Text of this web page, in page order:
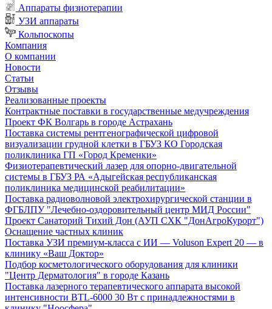
Аппараты физиотерапии
УЗИ аппараты
Кольпоскопы
Компания
О компании
Новости
Статьи
Отзывы
Реализованные проекты
Контрактные поставки в государственные медучреждения
Проект ФК Волгарь в городе Астрахань
Поставка системы рентгенографической цифровой
визуализации грудной клетки в ГБУЗ КО Городская
поликлиника ГП «Город Кременки»
Физиотерапевтический лазер для опорно-двигательной
системы в ГБУЗ РА «Адыгейская республиканская
поликлиника медицинской реабилитации»
Поставка радиоволновой электрохирургической станции в
ФГБЛПУ "Лечебно-оздоровительный центр МИД России"
Проект Санаторий Тихий Дон (АУП СХК "ДонАгроКурорт")
Оснащение частных клиник
Поставка УЗИ премиум-класса с ИИ — Voluson Expert 20 — в
клинику «Ваш Доктор»
Подбор косметологического оборудования для клиники
"Центр Дерматология" в городе Казань
Поставка лазерного терапевтического аппарата высокой
интенсивности BTL-6000 30 Вт с принадлежностями в